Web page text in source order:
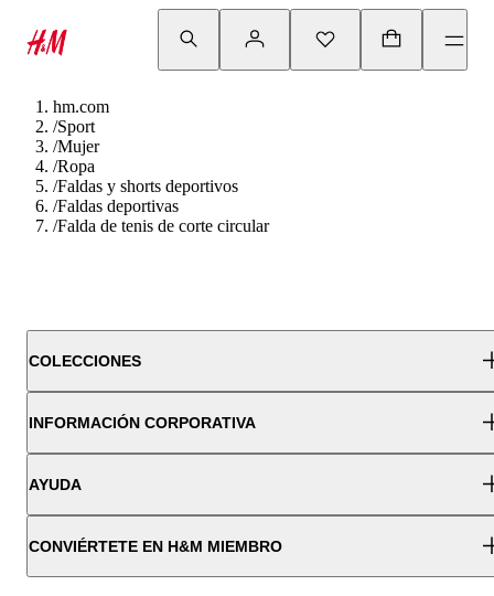
hm.com
/Sport
/Mujer
/Ropa
/Faldas y shorts deportivos
/Faldas deportivas
/Falda de tenis de corte circular
COLECCIONES
INFORMACIÓN CORPORATIVA
AYUDA
CONVIÉRTETE EN H&M MIEMBRO